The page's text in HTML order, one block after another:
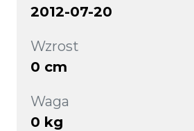
2012-07-20
Wzrost
0 cm
Waga
0 kg